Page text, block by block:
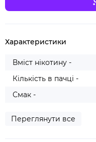
Характеристики
Вміст нікотину -
Кількість в пачці -
Смак -
Переглянути все